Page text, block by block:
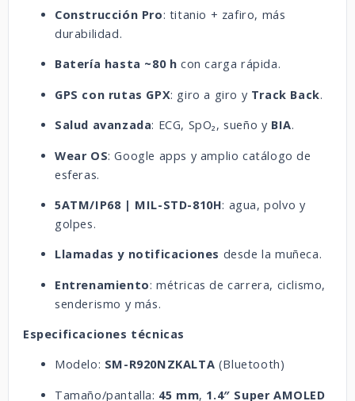
Construcción Pro: titanio + zafiro, más
durabilidad.
Batería hasta ~80 h con carga rápida.
GPS con rutas GPX: giro a giro y Track Back.
Salud avanzada: ECG, SpO₂, sueño y BIA.
Wear OS: Google apps y amplio catálogo de
esferas.
5ATM/IP68 | MIL-STD-810H: agua, polvo y
golpes.
Llamadas y notificaciones desde la muñeca.
Entrenamiento: métricas de carrera, ciclismo,
senderismo y más.
Especificaciones técnicas
Modelo: SM-R920NZKALTA (Bluetooth)
Tamaño/pantalla: 45 mm, 1.4″ Super AMOLED